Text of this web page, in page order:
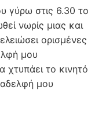
γύρω στις 6.30 το
νωρίς μιας και
ορισμένες
μου
χτυπάει το κινητό
μου